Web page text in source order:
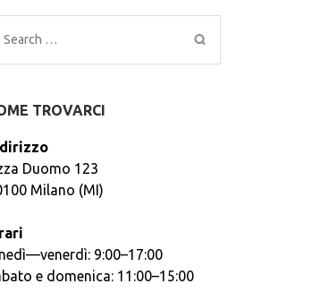
Search
for:
TROVARCI
Duomo 123
Milano (MI)
9:00–17:00
e domenica: 11:00–15:00